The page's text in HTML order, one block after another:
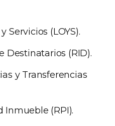
Servicios (LOYS).
Destinatarios (RID).
y Transferencias
Inmueble (RPI).